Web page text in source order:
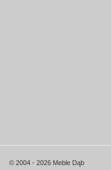
© 2004 - 2026 Meble Dąb